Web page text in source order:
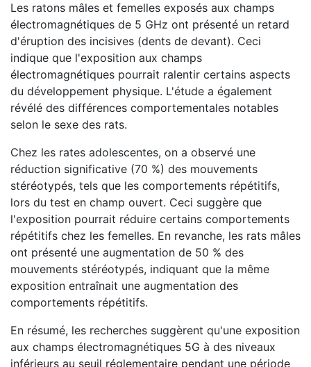
Les ratons mâles et femelles exposés aux champs
électromagnétiques de 5 GHz ont présenté un retard
d'éruption des incisives (dents de devant). Ceci
indique que l'exposition aux champs
électromagnétiques pourrait ralentir certains aspects
du développement physique. L'étude a également
révélé des différences comportementales notables
selon le sexe des rats.
Chez les rates adolescentes, on a observé une
réduction significative (70 %) des mouvements
stéréotypés, tels que les comportements répétitifs,
lors du test en champ ouvert. Ceci suggère que
l'exposition pourrait réduire certains comportements
répétitifs chez les femelles. En revanche, les rats mâles
ont présenté une augmentation de 50 % des
mouvements stéréotypés, indiquant que la même
exposition entraînait une augmentation des
comportements répétitifs.
En résumé, les recherches suggèrent qu'une exposition
aux champs électromagnétiques 5G à des niveaux
inférieurs au seuil réglementaire pendant une période